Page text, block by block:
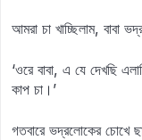
আমরা চা খাচ্ছিলাম, বাবা
‘ওরে বাবা, এ যে দেখছি
কাপ চা।’
গতবারে ভদ্রলোকের চোখে